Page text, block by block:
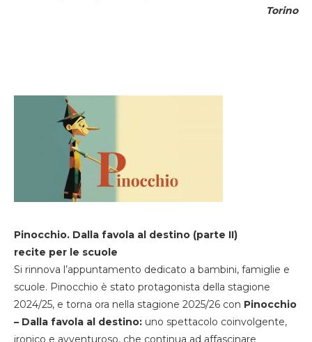
Torino
Pinocchio. Dalla favola al destino (parte II)
recite per le scuole
Si rinnova l’appuntamento dedicato a bambini, famiglie e
scuole. Pinocchio è stato protagonista della stagione
2024/25, e torna ora nella stagione 2025/26 con Pinocchio
– Dalla favola al destino: uno spettacolo coinvolgente,
ironico e avventuroso, che continua ad affascinare